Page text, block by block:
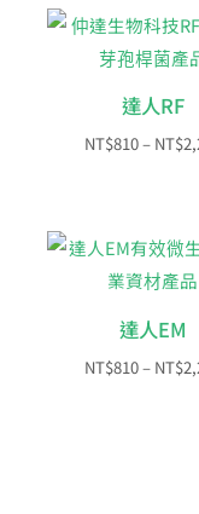
達人RF
NT$810– NT$
達人EM
NT$810– NT$